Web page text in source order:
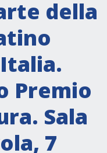
e Caraibi
di
della
Premio
Sala
7